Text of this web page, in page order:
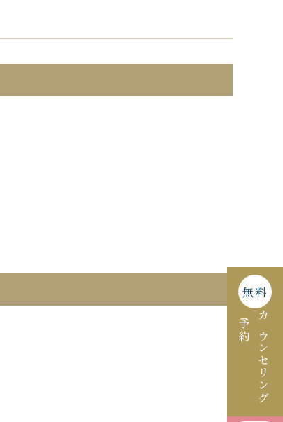
無料
カウンセリング
予約